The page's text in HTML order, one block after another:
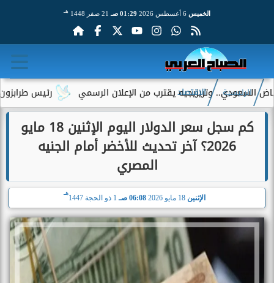
الخميس 01:29 صـ 21 صفر 1448 هـ
رئيس طرابزون سبور وتريزيجيه يقترب من الإعلان الرسمي
الرئيسية الاقتصاد
كم سجل سعر الدولار اليوم الإثنين 18 مايو
2026؟ آخر تحديث للأخضر أمام الجنيه
المصري
الإثنين 06:08 صـ 1 ذو الحجة 1447
هـ